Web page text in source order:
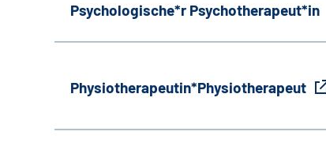
Psychologische*r Psychotherapeut*in
Physiotherapeutin*Physiotherapeut